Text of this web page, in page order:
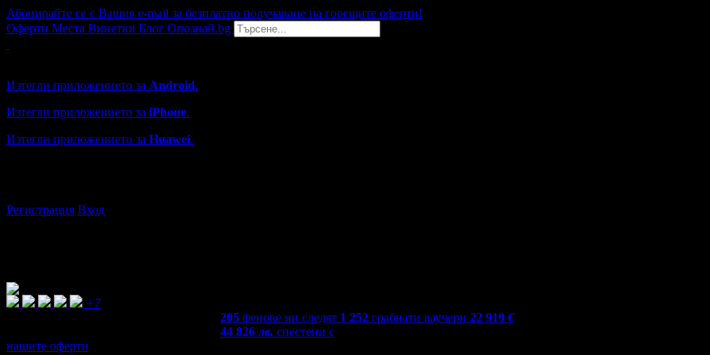
Абонирайте се с Вашия e-mail за безплатно получаване на горещите оферти!
Оферти Места Винетки Блог Опознай.bg
Изтегли приложението за Android.
Изтегли приложението за iPhone.
Изтегли приложението за Huawei.
Регистрация Вход
+7
205 фенове ни следят 1 252 грабнати ваучери 22 919 €
44 826лв. спестени с
нашите оферти